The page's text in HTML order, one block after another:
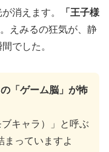
消えます。
「王子様
。えみるの狂気が、静
でした。
「ゲーム脳」が怖
キャラ）」と呼ぶ
まっていますよ